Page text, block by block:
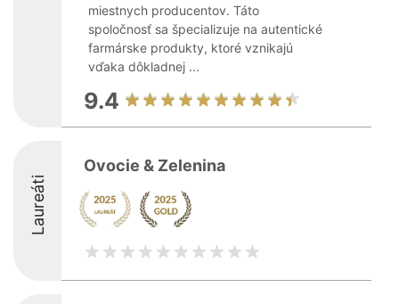
miestnych producentov. Táto
spoločnosť sa špecializuje na autentické
farmárske produkty, ktoré vznikajú
vďaka dôkladnej ...
9.4
Laureáti
Ovocie & Zelenina